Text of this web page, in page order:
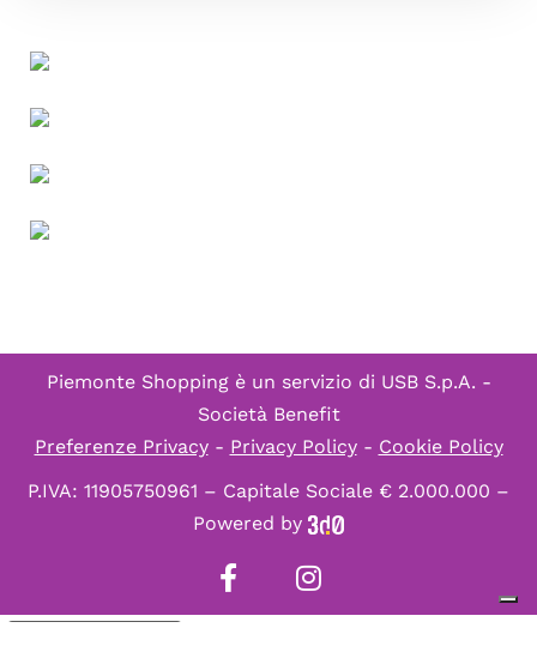
Piemonte Shopping è un servizio di USB S.p.A. -
Società Benefit
Preferenze Privacy- Privacy Policy- Cookie Policy
P.IVA: 11905750961 – Capitale Sociale € 2.000.000 –
Powered by